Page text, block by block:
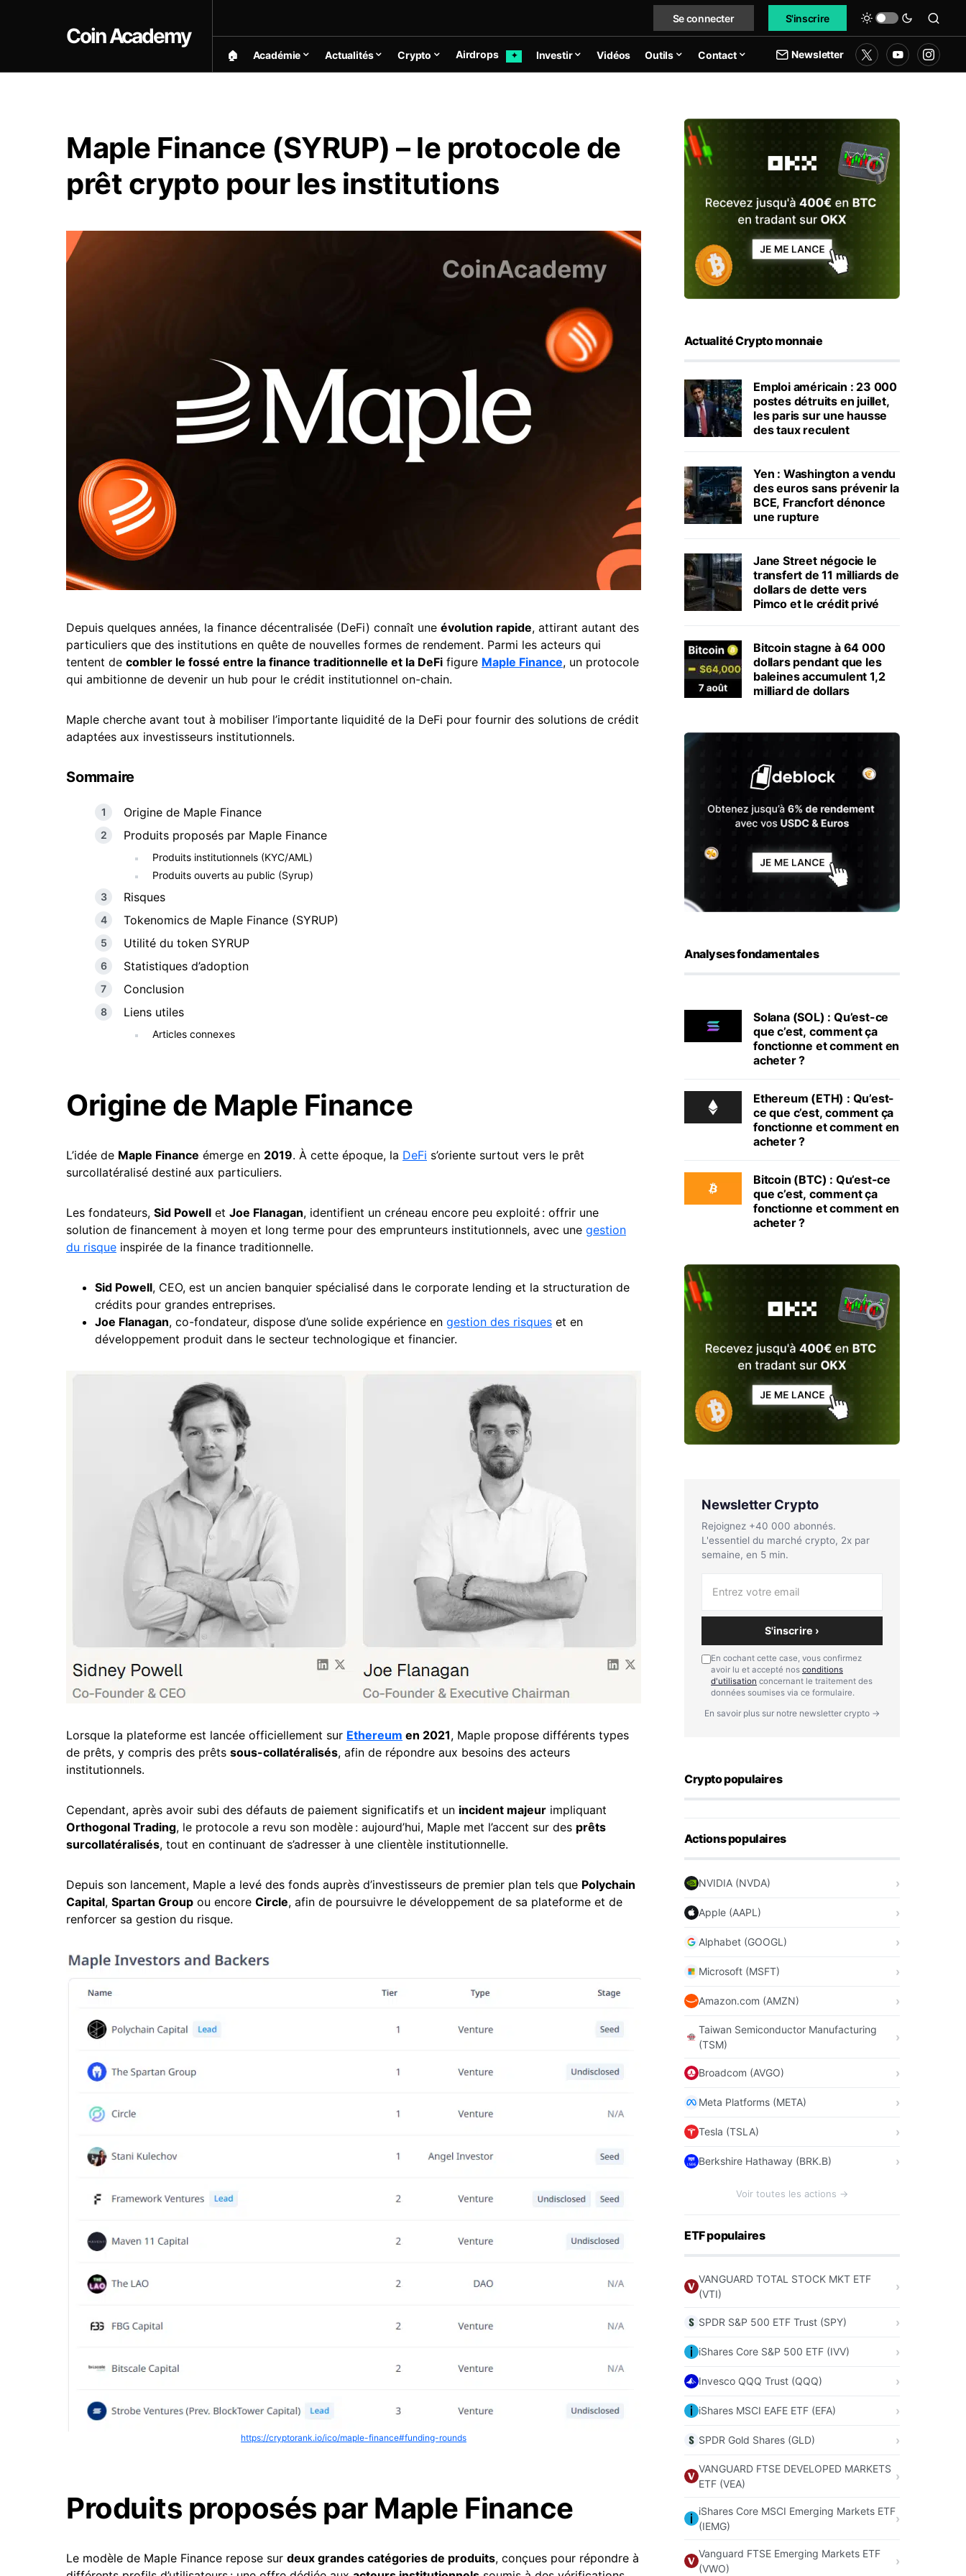
Coin Academy
Se connecter S'inscrire
🏠︎ Académie Actualités Crypto Airdrops ✦ Investir Vidéos Outils Contact Newsletter
Maple Finance (SYRUP) – le protocole de
prêt crypto pour les institutions
Depuis quelques années, la finance décentralisée (DeFi) connaît une évolution rapide, attirant autant des
particuliers que des institutions en quête de nouvelles formes de rendement. Parmi les acteurs qui
tentent de combler le fossé entre la finance traditionnelle et la DeFi figure Maple Finance, un protocole
qui ambitionne de devenir un hub pour le crédit institutionnel on-chain.
Maple cherche avant tout à mobiliser l’importante liquidité de la DeFi pour fournir des solutions de crédit
adaptées aux investisseurs institutionnels.
Sommaire
Origine de Maple Finance
Produits proposés par Maple Finance
Produits institutionnels (KYC/AML)
Produits ouverts au public (Syrup)
Risques
Tokenomics de Maple Finance (SYRUP)
Utilité du token SYRUP
Statistiques d’adoption
Conclusion
Liens utiles
Articles connexes
Origine de Maple Finance
L’idée de Maple Finance émerge en 2019. À cette époque, la DeFi s’oriente surtout vers le prêt
surcollatéralisé destiné aux particuliers.
Les fondateurs, Sid Powell et Joe Flanagan, identifient un créneau encore peu exploité : offrir une
solution de financement à moyen et long terme pour des emprunteurs institutionnels, avec une gestion
du risque inspirée de la finance traditionnelle.
Sid Powell, CEO, est un ancien banquier spécialisé dans le corporate lending et la structuration de
crédits pour grandes entreprises.
Joe Flanagan, co-fondateur, dispose d’une solide expérience en gestion des risques et en
développement produit dans le secteur technologique et financier.
Lorsque la plateforme est lancée officiellement sur Ethereum en 2021, Maple propose différents types
de prêts, y compris des prêts sous-collatéralisés, afin de répondre aux besoins des acteurs
institutionnels.
Cependant, après avoir subi des défauts de paiement significatifs et un incident majeur impliquant
Orthogonal Trading, le protocole a revu son modèle : aujourd’hui, Maple met l’accent sur des prêts
surcollatéralisés, tout en continuant de s’adresser à une clientèle institutionnelle.
Depuis son lancement, Maple a levé des fonds auprès d’investisseurs de premier plan tels que Polychain
Capital, Spartan Group ou encore Circle, afin de poursuivre le développement de sa plateforme et de
renforcer sa gestion du risque.
https://cryptorank.io/ico/maple-finance#funding-rounds
Produits proposés par Maple Finance
Le modèle de Maple Finance repose sur deux grandes catégories de produits, conçues pour répondre à
Actualité Crypto monnaie
Emploi américain : 23 000
postes détruits en juillet,
les paris sur une hausse
des taux reculent
Yen : Washington a vendu
des euros sans prévenir la
BCE, Francfort dénonce
une rupture
Jane Street négocie le
transfert de 11 milliards de
dollars de dette vers
Pimco et le crédit privé
Bitcoin stagne à 64 000
dollars pendant que les
baleines accumulent 1,2
milliard de dollars
Analyses fondamentales
Solana (SOL) : Qu’est-ce
que c’est, comment ça
fonctionne et comment en
acheter ?
Ethereum (ETH) : Qu’est-
ce que c’est, comment ça
fonctionne et comment en
acheter ?
Bitcoin (BTC) : Qu’est-ce
que c’est, comment ça
fonctionne et comment en
acheter ?
Newsletter Crypto
Rejoignez +40 000 abonnés.
L'essentiel du marché crypto, 2x par
semaine, en 5 min.
S'inscrire ›
En cochant cette case, vous confirmez
avoir lu et accepté nos conditions
d'utilisation concernant le traitement des
données soumises via ce formulaire.
En savoir plus sur notre newsletter crypto →
Crypto populaires
Actions populaires
NVIDIA (NVDA)
Apple (AAPL)
Alphabet (GOOGL)
Microsoft (MSFT)
Amazon.com (AMZN)
Taiwan Semiconductor Manufacturing
(TSM)
Broadcom (AVGO)
Meta Platforms (META)
Tesla (TSLA)
Berkshire Hathaway (BRK.B)
Voir toutes les actions →
ETF populaires
VANGUARD TOTAL STOCK MKT ETF
(VTI)
SPDR S&P 500 ETF Trust (SPY)
iShares Core S&P 500 ETF (IVV)
Invesco QQQ Trust (QQQ)
iShares MSCI EAFE ETF (EFA)
SPDR Gold Shares (GLD)
VANGUARD FTSE DEVELOPED MARKETS
ETF (VEA)
iShares Core MSCI Emerging Markets ETF
(IEMG)
Vanguard FTSE Emerging Markets ETF
(VWO)